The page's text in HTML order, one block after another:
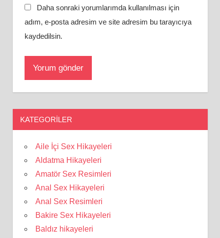
Daha sonraki yorumlarımda kullanılması için
adım, e-posta adresim ve site adresim bu tarayıcıya
kaydedilsin.
KATEGORILER
Aile İçi Sex Hikayeleri
Aldatma Hikayeleri
Amatör Sex Resimleri
Anal Sex Hikayeleri
Anal Sex Resimleri
Bakire Sex Hikayeleri
Baldız hikayeleri